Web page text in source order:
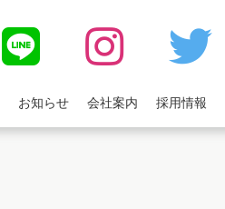
お知らせ 会社案内 採用情報